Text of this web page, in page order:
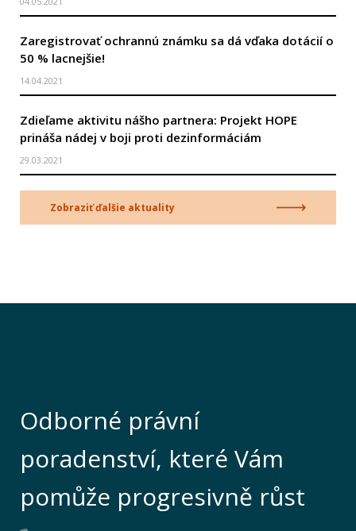
Zaregistrovať ochrannú známku sa dá vďaka dotácií o
50 % lacnejšie!
14.04.2021
Zdieľame aktivitu nášho partnera: Projekt HOPE
prináša nádej v boji proti dezinformáciám
29.03.2021
Zobraziť ďalšie aktuality
Odborné právní
poradenství, které Vám
pomůže progresivně růst